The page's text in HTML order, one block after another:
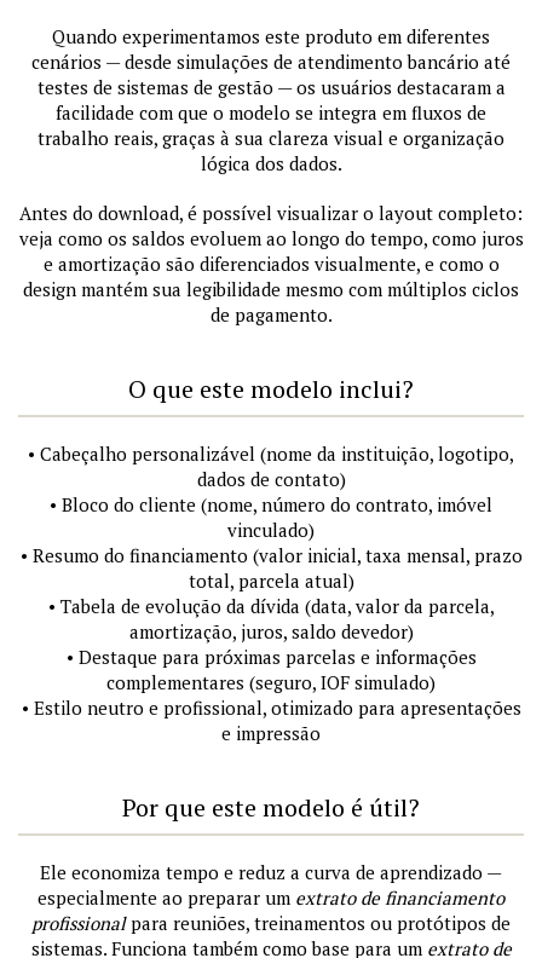
Quando experimentamos este produto em diferentes
cenários — desde simulações de atendimento bancário até
testes de sistemas de gestão — os usuários destacaram a
facilidade com que o modelo se integra em fluxos de
trabalho reais, graças à sua clareza visual e organização
lógica dos dados.
Antes do download, é possível visualizar o layout completo:
veja como os saldos evoluem ao longo do tempo, como juros
e amortização são diferenciados visualmente, e como o
design mantém sua legibilidade mesmo com múltiplos ciclos
de pagamento.
O que este modelo inclui?
• Cabeçalho personalizável (nome da instituição, logotipo,
dados de contato)
• Bloco do cliente (nome, número do contrato, imóvel
vinculado)
• Resumo do financiamento (valor inicial, taxa mensal, prazo
total, parcela atual)
• Tabela de evolução da dívida (data, valor da parcela,
amortização, juros, saldo devedor)
• Destaque para próximas parcelas e informações
complementares (seguro, IOF simulado)
• Estilo neutro e profissional, otimizado para apresentações
e impressão
Por que este modelo é útil?
Ele economiza tempo e reduz a curva de aprendizado —
especialmente ao preparar um extrato de financiamento
profissionalpara reuniões, treinamentos ou protótipos de
sistemas. Funciona também como base para um extrato de